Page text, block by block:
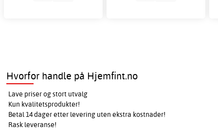
Hvorfor handle på Hjemfint.no
Lave priser og stort utvalg
Kun kvalitetsprodukter!
Betal 14 dager etter levering uten ekstra kostnader!
Rask leveranse!